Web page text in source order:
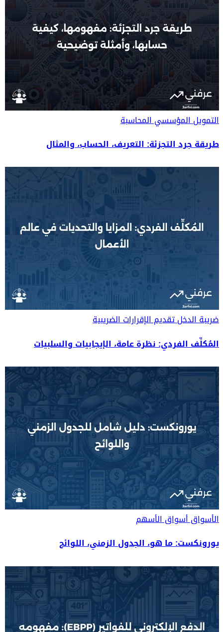
التمويل المؤسسيالمحاسبة
طريقة جرد التجزئة: التعريف، الحساب، والمثال
ضريبة الدخلتقديم الإقرارات الضريبية
المُكلِّف الفردي: نظرة عامة، الإيجابيات والسلبيات
الأسواقأسواق الأسهم
يورونكست: ما هو، الجدول الزمني، اللوائح